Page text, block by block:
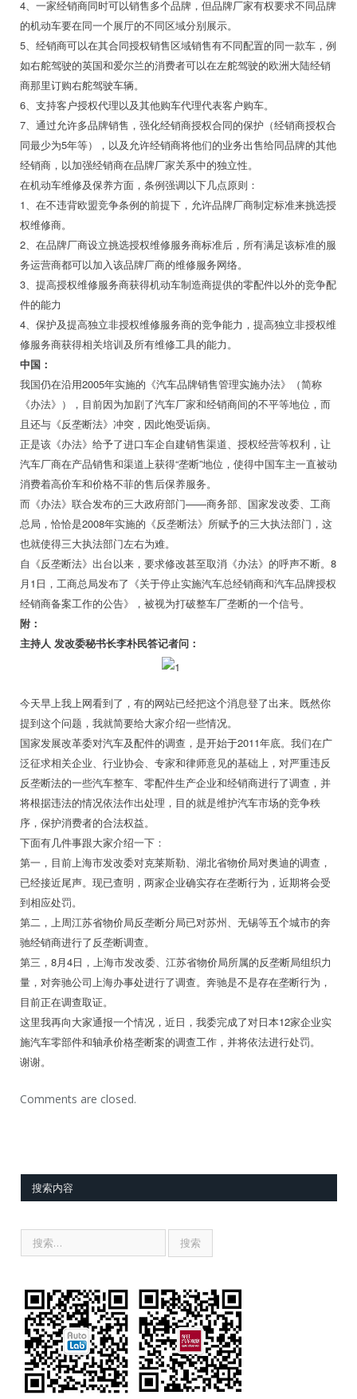
4、一家经销商同时可以销售多个品牌，但品牌厂家有权要求不同品牌
的机动车要在同一个展厅的不同区域分别展示。
5、经销商可以在其合同授权销售区域销售有不同配置的同一款车，例
如右舵驾驶的英国和爱尔兰的消费者可以在左舵驾驶的欧洲大陆经销
商那里订购右舵驾驶车辆。
6、支持客户授权代理以及其他购车代理代表客户购车。
7、通过允许多品牌销售，强化经销商授权合同的保护（经销商授权合
同最少为5年等），以及允许经销商将他们的业务出售给同品牌的其他
经销商，以加强经销商在品牌厂家关系中的独立性。
在机动车维修及保养方面，条例强调以下几点原则：
1、在不违背欧盟竞争条例的前提下，允许品牌厂商制定标准来挑选授
权维修商。
2、在品牌厂商设立挑选授权维修服务商标准后，所有满足该标准的服
务运营商都可以加入该品牌厂商的维修服务网络。
3、提高授权维修服务商获得机动车制造商提供的零配件以外的竞争配
件的能力
4、保护及提高独立非授权维修服务商的竞争能力，提高独立非授权维
修服务商获得相关培训及所有维修工具的能力。
中国：
我国仍在沿用2005年实施的《汽车品牌销售管理实施办法》（简称
《办法》），目前因为加剧了汽车厂家和经销商间的不平等地位，而
且还与《反垄断法》冲突，因此饱受诟病。
正是该《办法》给予了进口车企自建销售渠道、授权经营等权利，让
汽车厂商在产品销售和渠道上获得“垄断”地位，使得中国车主一直被动
消费着高价车和价格不菲的售后保养服务。
而《办法》联合发布的三大政府部门——商务部、国家发改委、工商
总局，恰恰是2008年实施的《反垄断法》所赋予的三大执法部门，这
也就使得三大执法部门左右为难。
自《反垄断法》出台以来，要求修改甚至取消《办法》的呼声不断。8
月1日，工商总局发布了《关于停止实施汽车总经销商和汽车品牌授权
经销商备案工作的公告》，被视为打破整车厂垄断的一个信号。
附：
主持人 发改委秘书长李朴民答记者问：
今天早上我上网看到了，有的网站已经把这个消息登了出来。既然你
提到这个问题，我就简要给大家介绍一些情况。
国家发展改革委对汽车及配件的调查，是开始于2011年底。我们在广
泛征求相关企业、行业协会、专家和律师意见的基础上，对严重违反
反垄断法的一些汽车整车、零配件生产企业和经销商进行了调查，并
将根据违法的情况依法作出处理，目的就是维护汽车市场的竞争秩
序，保护消费者的合法权益。
下面有几件事跟大家介绍一下：
第一，目前上海市发改委对克莱斯勒、湖北省物价局对奥迪的调查，
已经接近尾声。现已查明，两家企业确实存在垄断行为，近期将会受
到相应处罚。
第二，上周江苏省物价局反垄断分局已对苏州、无锡等五个城市的奔
驰经销商进行了反垄断调查。
第三，8月4日，上海市发改委、江苏省物价局所属的反垄断局组织力
量，对奔驰公司上海办事处进行了调查。奔驰是不是存在垄断行为，
目前正在调查取证。
这里我再向大家通报一个情况，近日，我委完成了对日本12家企业实
施汽车零部件和轴承价格垄断案的调查工作，并将依法进行处罚。
谢谢。
Comments are closed.
搜索内容